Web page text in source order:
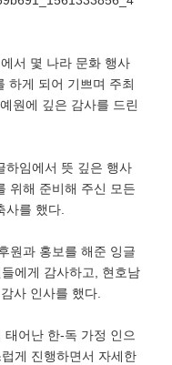
서 몇 나라 문화 행사
하게 되어 기쁘며 주최
원에 깊은 감사를 드린
하임에서 뜻 깊은 행사
위해 준비해 주신 모든
사를 했다.
원과 홍보를 해준 잉글
에게 감사하고, 현호남
사 인사를 했다.
어난 한-독 가정 인으
게 진행하면서 자세한